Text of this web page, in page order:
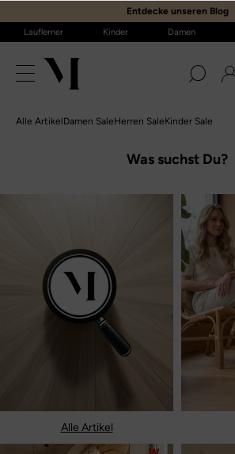
Entdecke unseren Blog
Lauflerner Kinder Damen
Alle ArtikelDamen SaleHerren SaleKinder Sale
Was suchst Du?
Alle Artikel